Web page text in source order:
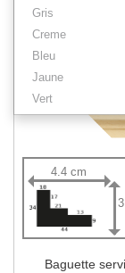
Gris
Creme
Bleu
Jaune
Vert
4.4 cm
Baguette